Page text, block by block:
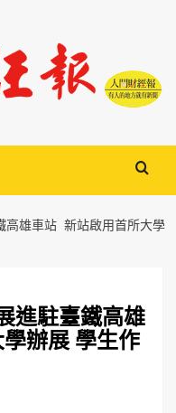
高雄車站 新站啟用首所大學
進駐臺鐵高雄
辦展 學生作